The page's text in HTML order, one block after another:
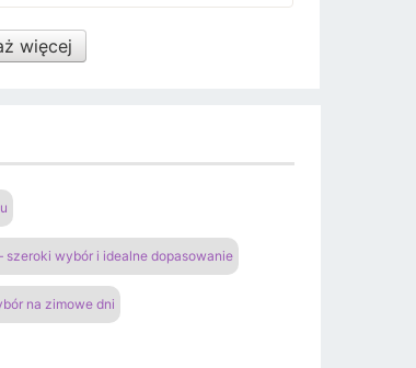
więcej
szeroki wybór i idealne dopasowanie
na zimowe dni